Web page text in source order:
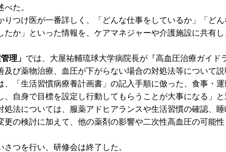
た。
つけ医が一番詳しく、「どんな仕事をしているか」「ど
たか」といった情報を、ケアマネジャーや介護施設に共有
理」 では、大屋祐輔琉球大学病院長が『高血圧治療ガイド
び薬物治療、血圧が下がらない場合の対処法等について説
「生活習慣病療養計画書」の記入手順に倣った、食事・
自身で目標を設定し行動してもらうことが大事になる」と
法については、服薬アドヒアランスや生活習慣の確認、
更の検討に加えて、他の薬剤の影響や二次性高血圧の可能
つを行い、研修会は終了した。